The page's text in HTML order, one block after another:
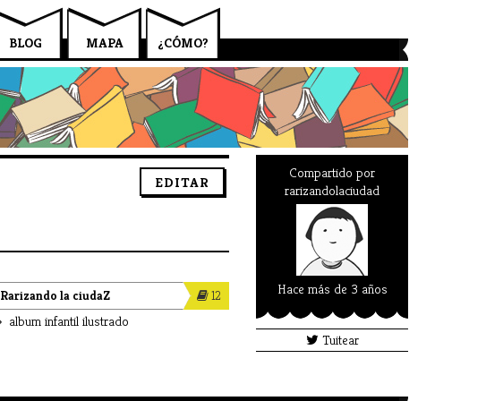
¿CÓMO?
MAPA
BLOG
EDITAR
12
Rarizando la ciudaZ
album infantil ilustrado
Compartido por
rarizandolaciudad
Hace más de 3 años
Tuitear